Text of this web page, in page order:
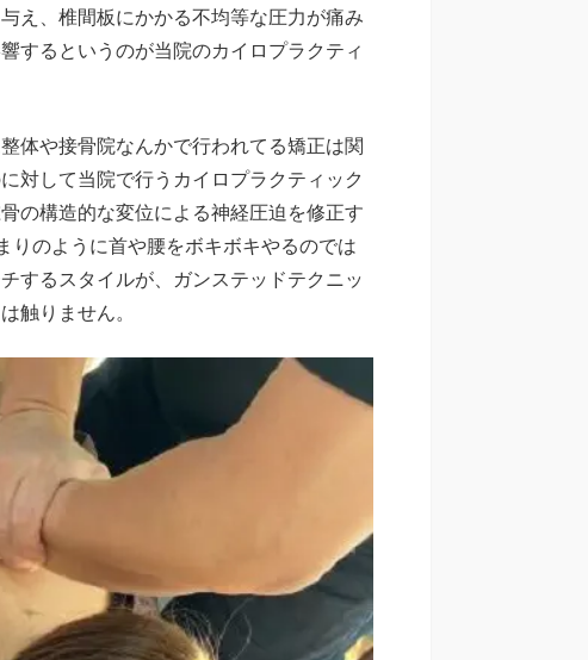
え、椎間板にかかる不均等な圧力が痛み
するというのが当院のカイロプラクティ
体や接骨院なんかで行われてる矯正は関
対して当院で行うカイロプラクティック
の構造的な変位による神経圧迫を修正す
りのように首や腰をボキボキやるのでは
するスタイルが、ガンステッドテクニッ
触りません。